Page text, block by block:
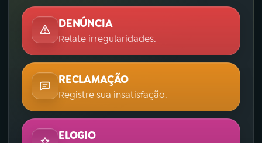
DENÚNCIA
Relate irregularidades.
RECLAMAÇÃO
Registre sua insatisfação.
ELOGIO